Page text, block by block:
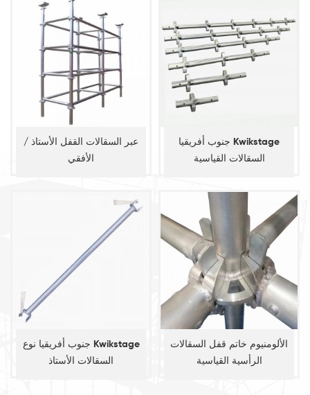
عبر السقالات القفل الأستاذ /
الأفقي
جنوب أفريقيا Kwikstage
السقالات القياسية
جنوب أفريقيا نوع Kwikstage
السقالات الأستاذ
الألومنيوم خاتم قفل السقالات
الرأسية القياسية